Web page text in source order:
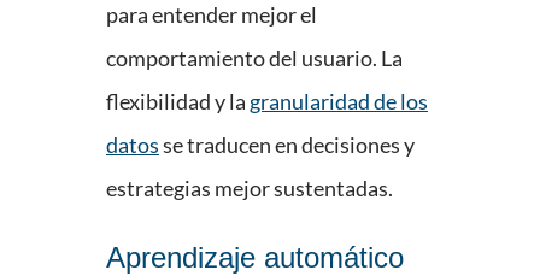
para entender mejor el
comportamiento del usuario. La
flexibilidad y la granularidad de los
datosse traducen en decisiones y
estrategias mejor sustentadas.
Aprendizaje automático